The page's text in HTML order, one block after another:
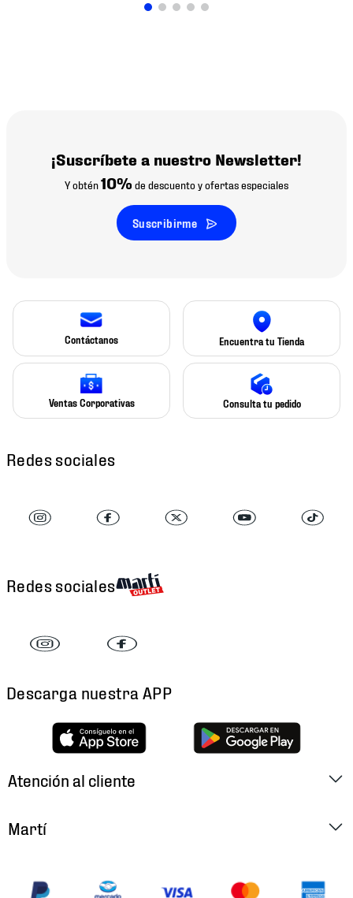
¡Suscríbete a nuestro Newsletter!
Y obtén10% de descuento y ofertas especiales
Suscribirme
Contáctanos Encuentra tu Tienda
Ventas Corporativas Consulta tu pedido
Redes sociales
Redes sociales
Descarga nuestra APP
Atención al cliente
Martí
Ubica tu Tienda